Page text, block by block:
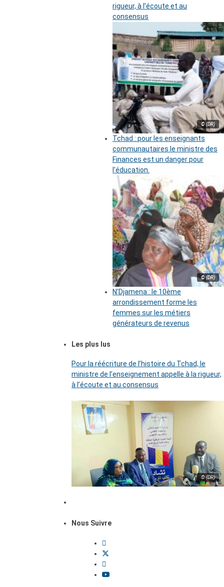
rigueur, à l’écoute et au
consensus
© (DR)
Tchad : pour les enseignants
communautaires le ministre des
Finances est un danger pour
l’éducation.
© (DR)
N’Djamena : le 10ème
arrondissement forme les
femmes sur les métiers
générateurs de revenus
Les plus lus
Pour la réécriture de l’histoire du Tchad, le
ministre de l’enseignement appelle à la rigueur,
à l’écoute et au consensus
© (DR)
Nous Suivre